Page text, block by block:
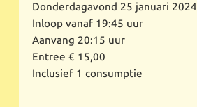
Donderdagavond 25 januari 2024
Inloop vanaf 19:45 uur
Aanvang 20:15 uur
Entree € 15,00
Inclusief 1 consumptie